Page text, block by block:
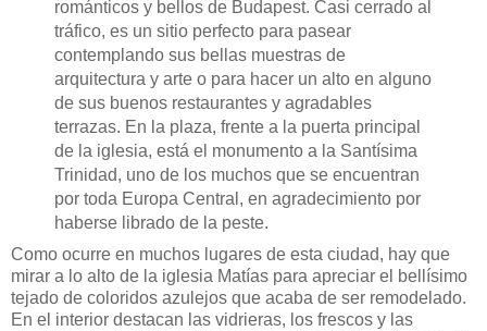
románticos y bellos de Budapest. Casi cerrado al
tráfico, es un sitio perfecto para pasear
contemplando sus bellas muestras de
arquitectura y arte o para hacer un alto en alguno
de sus buenos restaurantes y agradables
terrazas. En la plaza, frente a la puerta principal
de la iglesia, está el monumento a la Santísima
Trinidad, uno de los muchos que se encuentran
por toda Europa Central, en agradecimiento por
haberse librado de la peste.
Como ocurre en muchos lugares de esta ciudad, hay que
mirar a lo alto de la iglesia Matías para apreciar el bellísimo
tejado de coloridos azulejos que acaba de ser remodelado.
En el interior destacan las vidrieras, los frescos y las